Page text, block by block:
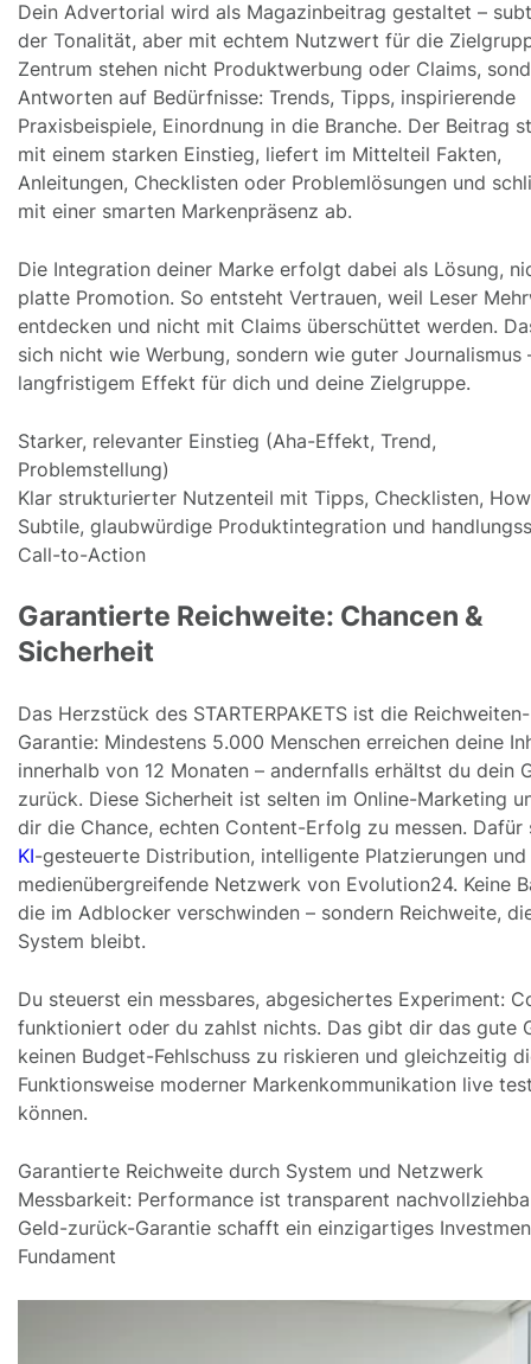
Dein Advertorial wird als Magazinbeitrag gestaltet –
der Tonalität, aber mit echtem Nutzwert für die
Zentrum stehen nicht Produktwerbung oder Claims,
Antworten auf Bedürfnisse: Trends, Tipps, inspirierende
Praxisbeispiele, Einordnung in die Branche. Der Beitrag
mit einem starken Einstieg, liefert im Mittelteil Fakten,
Anleitungen, Checklisten oder Problemlösungen und
mit einer smarten Markenpräsenz ab.
Die Integration deiner Marke erfolgt dabei als Lösung,
platte Promotion. So entsteht Vertrauen, weil Leser
entdecken und nicht mit Claims überschüttet werden.
sich nicht wie Werbung, sondern wie guter Journalismus
langfristigem Effekt für dich und deine Zielgruppe.
Starker, relevanter Einstieg (Aha-Effekt, Trend,
Problemstellung)
Klar strukturierter Nutzenteil mit Tipps, Checklisten,
Subtile, glaubwürdige Produktintegration und
Call-to-Action
Garantierte Reichweite: Chancen &
Sicherheit
Das Herzstück des STARTERPAKETS ist die Reichweiten-
Garantie: Mindestens 5.000 Menschen erreichen deine
innerhalb von 12 Monaten – andernfalls erhältst du dein
zurück. Diese Sicherheit ist selten im Online-Marketing
dir die Chance, echten Content-Erfolg zu messen. Dafür
KI-gesteuerte Distribution, intelligente Platzierungen und
medienübergreifende Netzwerk von Evolution24. Keine
die im Adblocker verschwinden – sondern Reichweite,
System bleibt.
Du steuerst ein messbares, abgesichertes Experiment:
funktioniert oder du zahlst nichts. Das gibt dir das gute
keinen Budget-Fehlschuss zu riskieren und gleichzeitig
Funktionsweise moderner Markenkommunikation live
können.
Garantierte Reichweite durch System und Netzwerk
Messbarkeit: Performance ist transparent
Geld-zurück-Garantie schafft ein einzigartiges
Fundament